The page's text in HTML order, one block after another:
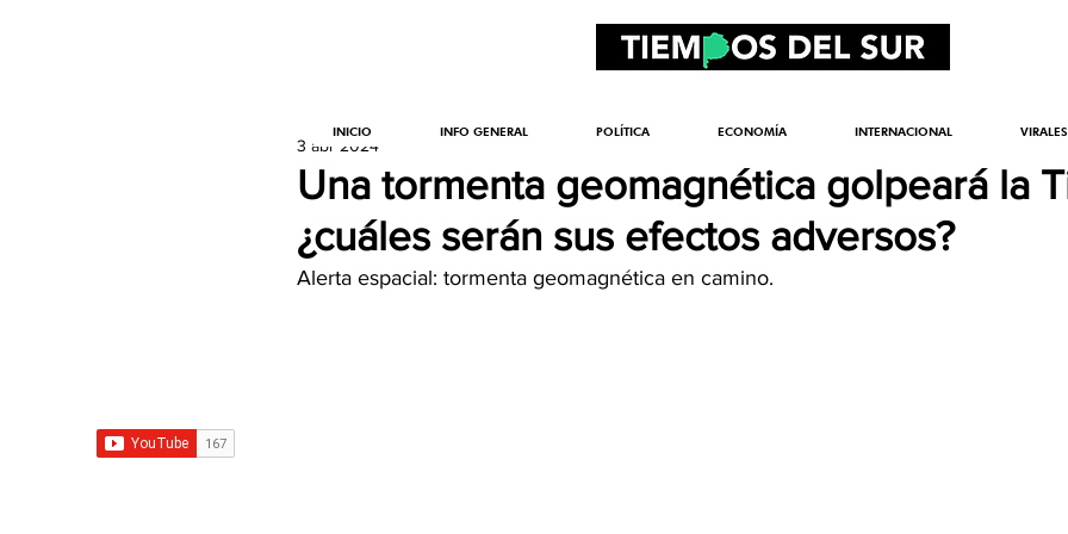
Una tormenta geomagnética golpeará la
¿cuáles serán sus efectos adversos?
3 abr 2024
Alerta espacial: tormenta geomagnética en camino.
INICIO INFO GENERAL POLÍTICA ECONOMÍA INTERNACIONAL VIRALES